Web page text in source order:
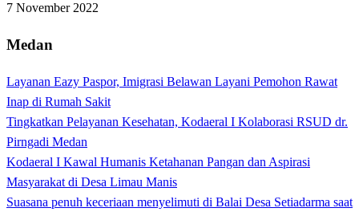
7 November 2022
Medan
Layanan Eazy Paspor, Imigrasi Belawan Layani Pemohon Rawat
Inap di Rumah Sakit
Tingkatkan Pelayanan Kesehatan, Kodaeral I Kolaborasi RSUD dr.
Pirngadi Medan‎
Kodaeral I Kawal Humanis Ketahanan Pangan dan Aspirasi
Masyarakat di Desa Limau Manis
Suasana penuh keceriaan menyelimuti di Balai Desa Setiadarma saat